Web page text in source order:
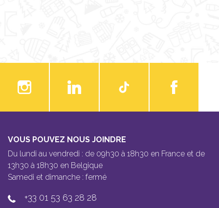
VOUS POUVEZ NOUS JOINDRE
Du lundi au vendredi : de 09h30 à 18h30 en France et de
13h30 à 18h30 en Belgique
Samedi et dimanche : fermé
+33 01 53 63 28 28